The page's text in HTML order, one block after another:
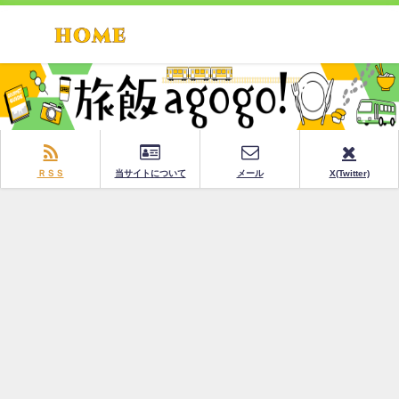
ＲＳＳ 当サイトについて メール X(Twitter)